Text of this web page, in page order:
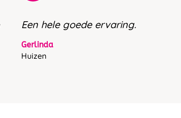
Een hele goede ervaring.
Gerlinda
Huizen